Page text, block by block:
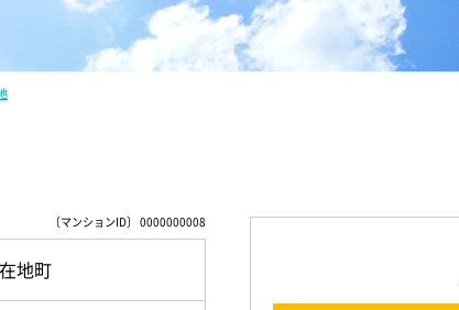
〔マンションID〕 0000000008
地町